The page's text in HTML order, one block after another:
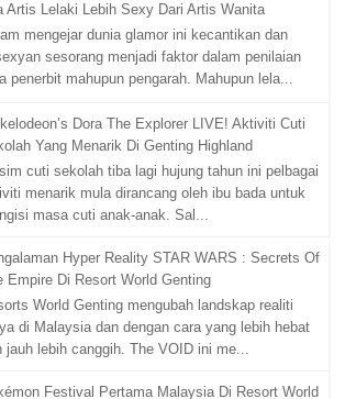
Artis Lelaki Lebih Sexy Dari Artis Wanita
mengejar dunia glamor ini kecantikan dan
sesorang menjadi faktor dalam penilaian
penerbit mahupun pengarah. Mahupun lela...
Dora The Explorer LIVE! Aktiviti Cuti
Yang Menarik Di Genting Highland
cuti sekolah tiba lagi hujung tahun ini pelbagai
menarik mula dirancang oleh ibu bada untuk
masa cuti anak-anak. Sal...
Hyper Reality STAR WARS : Secrets Of
Empire Di Resort World Genting
World Genting mengubah landskap realiti
di Malaysia dan dengan cara yang lebih hebat
jauh lebih canggih. The VOID ini me...
Festival Pertama Malaysia Di Resort World